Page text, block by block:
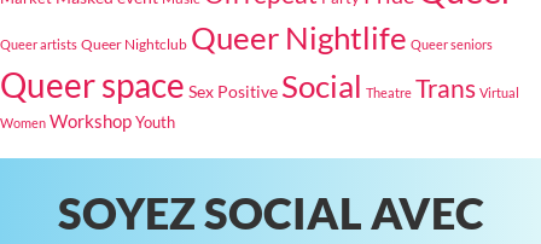
Queer artists Queer Nightclub Queer Nightlife Queer seniors
Queer space Sex Positive Social Theatre Trans Virtual
Women WorkshopYouth
SOYEZ SOCIAL AVEC